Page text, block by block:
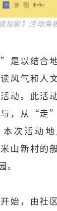
加影》活动海
是以结合
风气和人
动。此活
与，从“
次活动
山新村的
始，由社